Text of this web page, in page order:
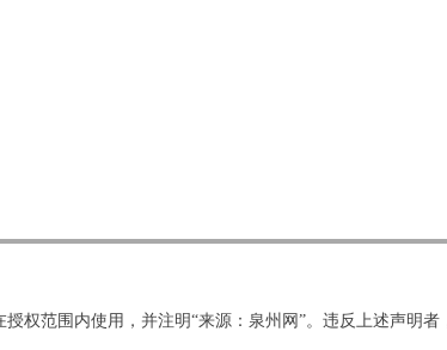
范围内使用，并注明“来源：泉州网”。违反上述声明